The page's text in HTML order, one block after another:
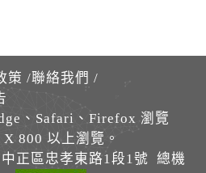
策 /聯絡我們 /
、Safari、Firefox 瀏覽
800 以上瀏覽。
正區忠孝東路1段1號 總機